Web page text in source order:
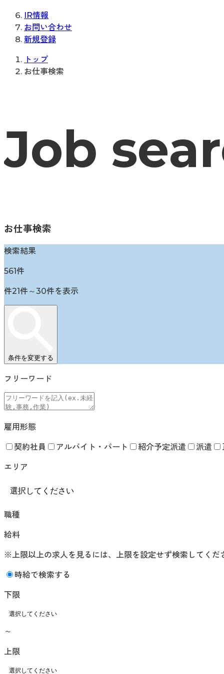
IR情報
お問い合わせ
新規登録
トップ
お仕事検索
Job
お仕事検索
検索結果
561件
件21件～30件を表示
条件を変更する
フリーワード
雇用形態
契約社員 アルバイト・パート 紹介予定派遣 派遣
エリア
職種
給料
※上限以上の求人を見るには、上限を設定せず検索してくだ
時給で検索する
下限
～
上限